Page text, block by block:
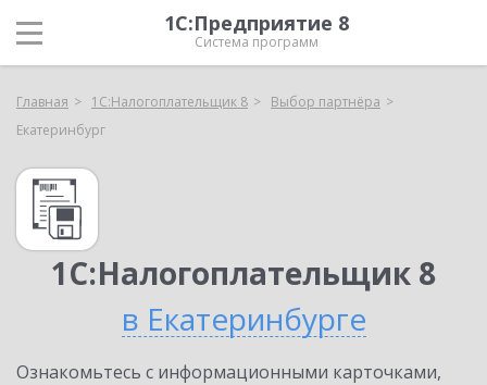
1С:Предприятие 8
Система программ
Главная 1С:Налогоплательщик 8
Выбор партнёра
Екатеринбург
1С:Налогоплательщик 8
в Екатеринбурге
Ознакомьтесь с информационными карточками,